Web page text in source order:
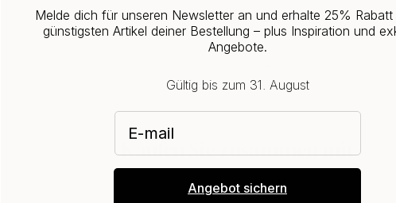
Kaufen Sie zusammen mit
POPULAR
Melde dich für unseren Newsletter an und erhalte 25%
günstigsten Artikel deiner Bestellung – plus Inspiration und
Angebote.
Gültig bis zum 31. August
E-mail
Angebot sichern